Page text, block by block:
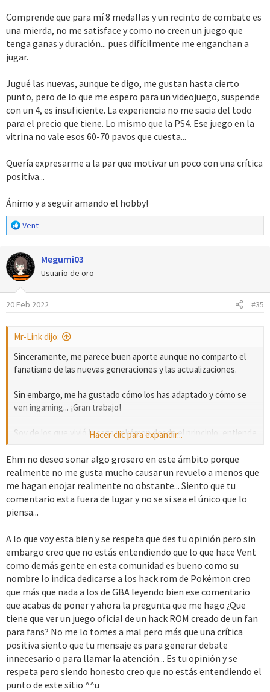
Comprende que para mí 8 medallas y un recinto de combate es
una mierda, no me satisface y como no creen un juego que
tenga ganas y duración... pues difícilmente me enganchan a
jugar.
Jugué las nuevas, aunque te digo, me gustan hasta cierto
punto, pero de lo que me espero para un videojuego, suspende
con un 4, es insuficiente. La experiencia no me sacia del todo
para el precio que tiene. Lo mismo que la PS4. Ese juego en la
vitrina no vale esos 60-70 pavos que cuesta...
Quería expresarme a la par que motivar un poco con una crítica
positiva...
Ánimo y a seguir amando el hobby!
R
e
a
c
c
i
o
n
:
Vent
Megumi03
Usuario de oro
20 Feb 2022 #35
Mr-Link dijo:
Sinceramente, me parece buen aporte aunque no comparto el
fanatismo de las nuevas generaciones y las actualizaciones.
Sin embargo, me ha gustado cómo los has adaptado y cómo se
ven ingaming... ¡Gran trabajo!
Soy de los que vivió la saga pokémon desde el principio, entiende
horas de juego que ORO PLATA Y CRISTAL.
Comprende que para mí 8 medallas y un recinto de combate es
una mierda, no me satisface y como no creen un juego que tenga
ganas y duración... pues difícilmente me enganchan a jugar.
Jugué las nuevas, aunque te digo, me gustan hasta cierto punto,
pero de lo que me espero para un videojuego, suspende con un
4, es insuficiente. La experiencia no me sacia del todo para el
precio que tiene. Lo mismo que la PS4. Ese juego en la vitrina no
vale esos 60-70 pavos que cuesta...
Quería expresarme a la par que motivar un poco con una crítica
positiva...
Ánimo y a seguir amando el hobby!
Hacer clic para expandir...
Ehm no deseo sonar algo grosero en este ámbito porque
realmente no me gusta mucho causar un revuelo a menos que
me hagan enojar realmente no obstante... Siento que tu
comentario esta fuera de lugar y no se si sea el único que lo
piensa...
A lo que voy esta bien y se respeta que des tu opinión pero sin
embargo creo que no estás entendiendo que lo que hace Vent
como demás gente en esta comunidad es bueno como su
nombre lo indica dedicarse a los hack rom de Pokémon creo
que más que nada a los de GBA leyendo bien ese comentario
que acabas de poner y ahora la pregunta que me hago ¿Que
tiene que ver un juego oficial de un hack ROM creado de un fan
para fans? No me lo tomes a mal pero más que una crítica
positiva siento que tu mensaje es para generar debate
innecesario o para llamar la atención... Es tu opinión y se
respeta pero siendo honesto creo que no estás entendiendo el
punto de este sitio ^^u